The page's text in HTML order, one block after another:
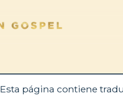
Esta página contiene